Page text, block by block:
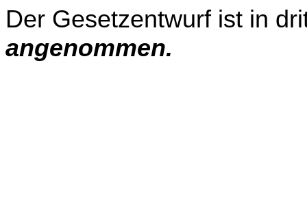
Der Gesetzentwurf ist in
angenommen.